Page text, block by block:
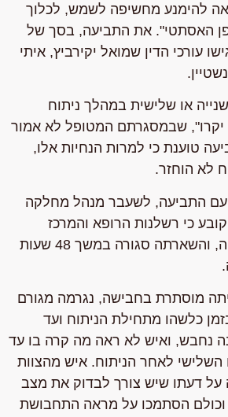
להימנע מחשיפה לשמש, לכלוך
האסתטי". את התביעה, בסך של
עורכי הדין שמואל יקירביץ, איתי
או שלישית במהלך ניתוח
יקרו", שבמסגרתם המטופל לא אמור
טוענת כי למרות הנחיות אלו,
לא הוחזר.
התביעה, לשעבר מנהל מחלקה
כי רשלנות הרופא והמרכז
הרפואי הובילה לכוויה, והשארתה סגורה במשך 48 שעות
מוסתרת בחבישה, נגרמה מגורם
כלשהו מתחילת הניתוח ועד
נחבש, ואיש לא ראה מה קרה בו עד
לאחר הניתוח. איש מהצוות
דעתו שיש צורך לבדוק את מצב
וכולם הסתמכו על מראה התחבושת